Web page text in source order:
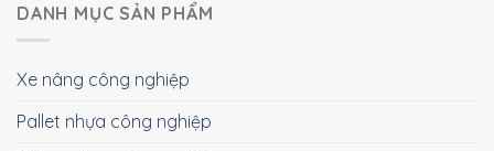
DANH MỤC SẢN PHẨM
Xe nâng công nghiệp
Pallet nhựa công nghiệp